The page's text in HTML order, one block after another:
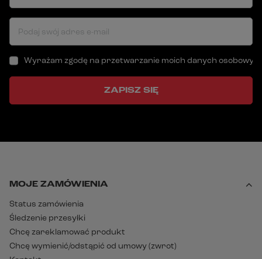
Podaj swój adres e-mail
Wyrażam zgodę na przetwarzanie moich danych
ZAPISZ SIĘ
MOJE ZAMÓWIENIA
Status zamówienia
Śledzenie przesyłki
Chcę zareklamować produkt
Chcę wymienić/odstąpić od umowy (zwrot)